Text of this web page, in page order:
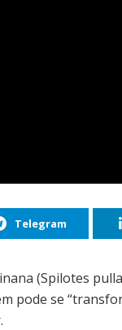
Telegram
(Spilotes
pode se